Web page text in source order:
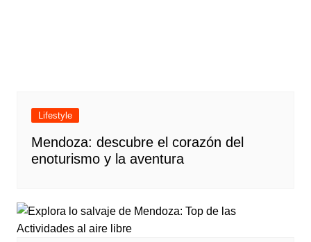
Lifestyle
Mendoza: descubre el corazón del
enoturismo y la aventura